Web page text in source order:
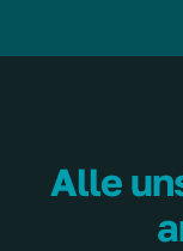
Alle